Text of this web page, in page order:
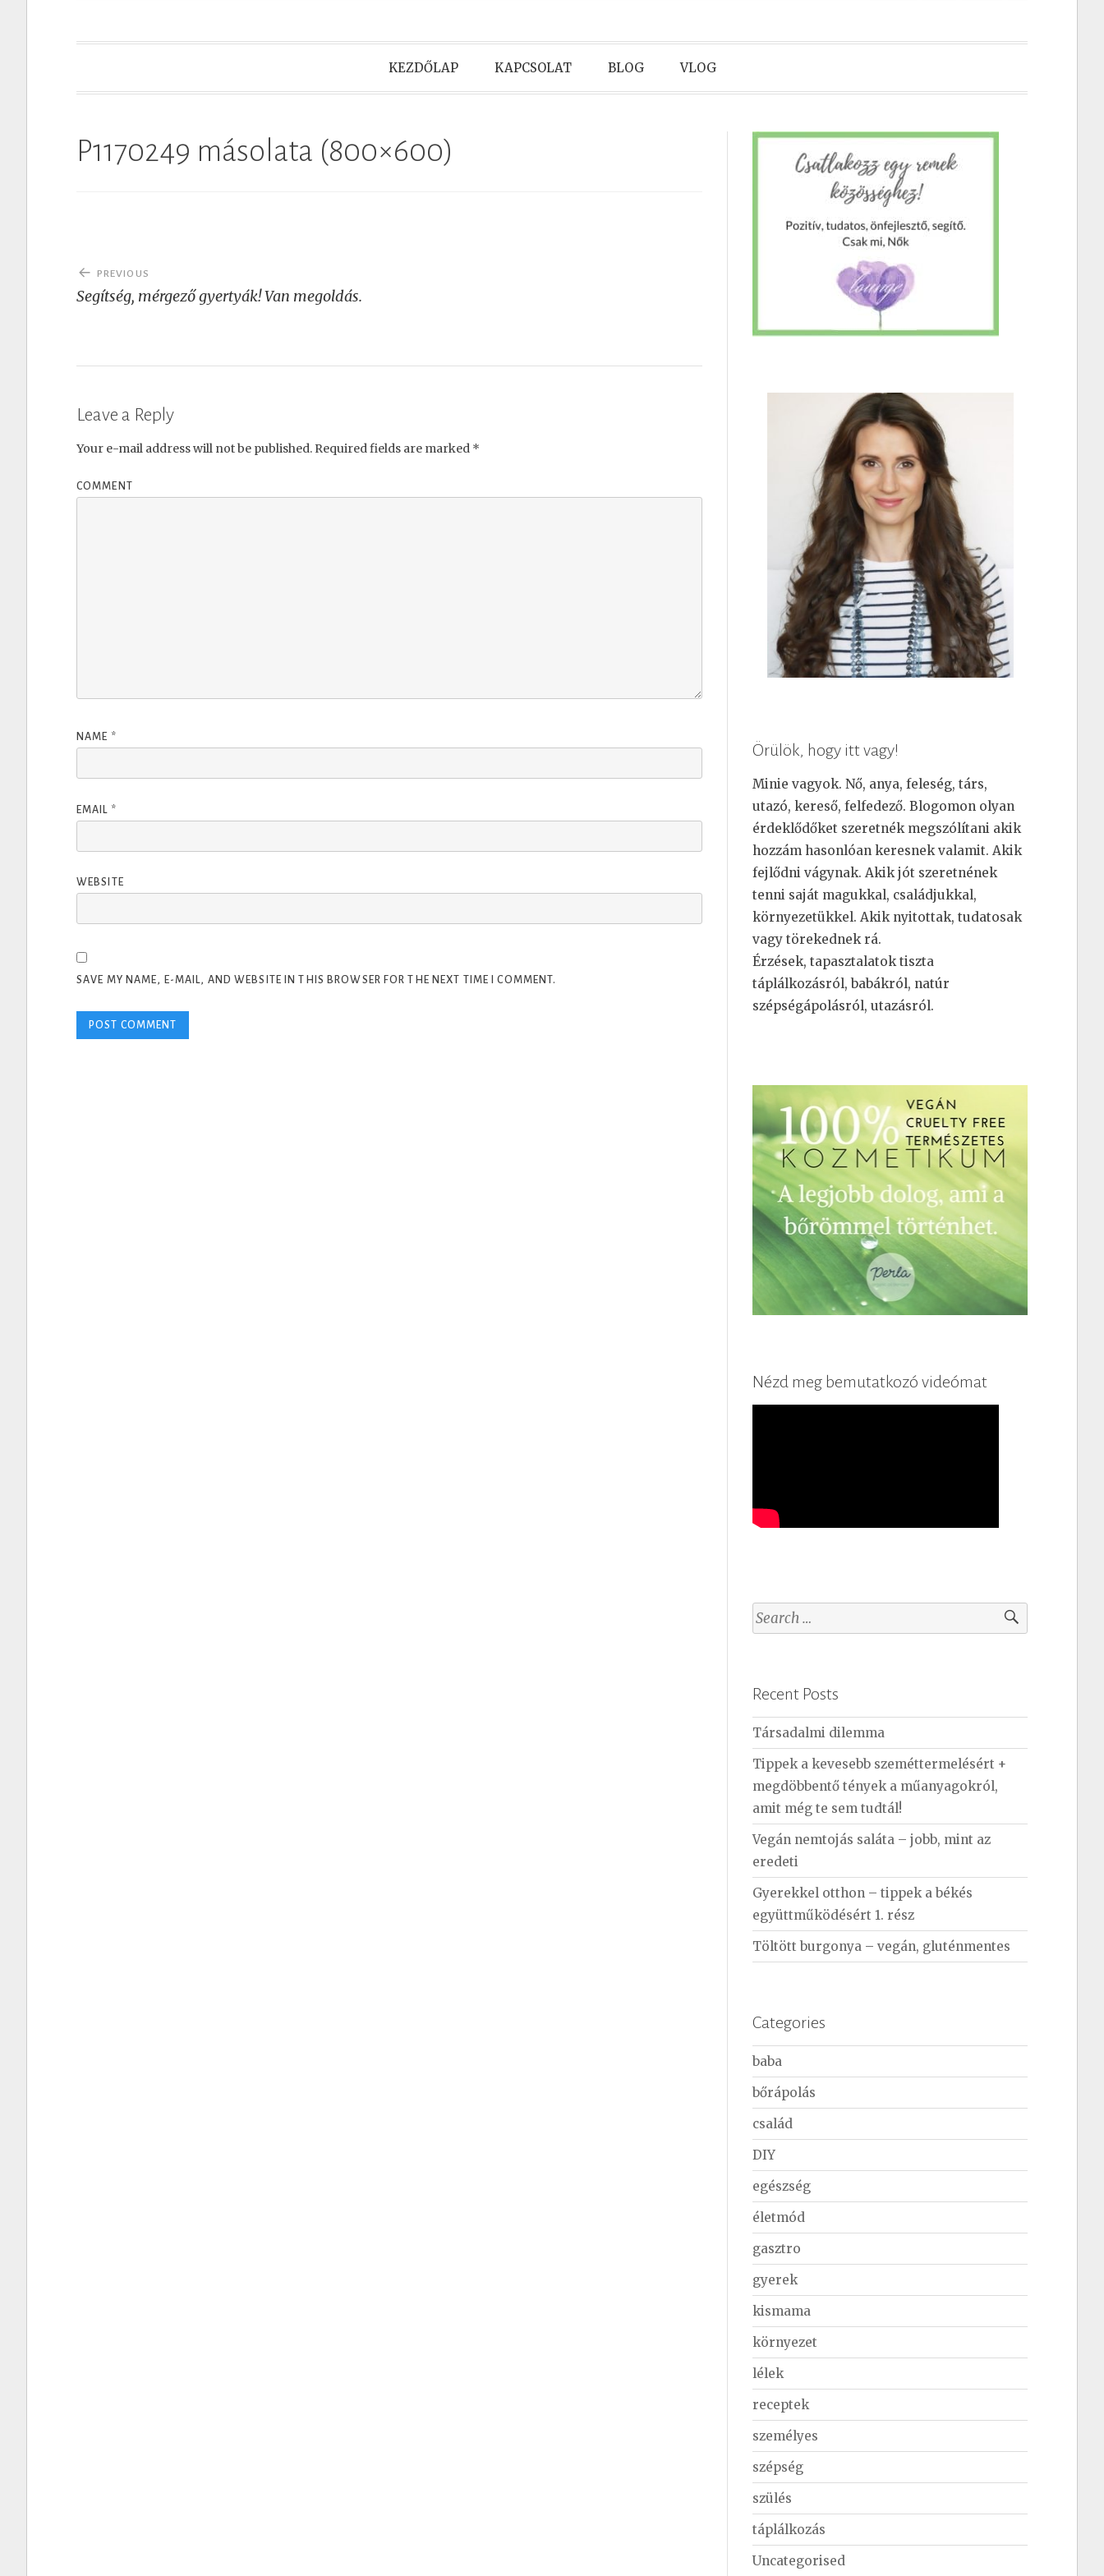
KEZDŐLAP KAPCSOLAT BLOG VLOG
P1170249 másolata (800×600)
Post
navigation
PREVIOUS
Segítség, mérgező gyertyák! Van megoldás.
Leave a Reply
Your e-mail address will not be published. Required fields are marked *
COMMENT
NAME *
EMAIL *
WEBSITE
SAVE MY NAME, E-MAIL, AND WEBSITE IN THIS BROWSER FOR THE NEXT TIME I COMMENT.
Örülök, hogy itt vagy!
Minie vagyok. Nő, anya, feleség, társ,
utazó, kereső, felfedező. Blogomon olyan
érdeklődőket szeretnék megszólítani akik
hozzám hasonlóan keresnek valamit. Akik
fejlődni vágynak. Akik jót szeretnének
tenni saját magukkal, családjukkal,
környezetükkel. Akik nyitottak, tudatosak
vagy törekednek rá.
Érzések, tapasztalatok tiszta
táplálkozásról, babákról, natúr
szépségápolásról, utazásról.
Nézd meg bemutatkozó videómat
S
e
c
h
f
o
r
:
Recent Posts
Társadalmi dilemma
Tippek a kevesebb szeméttermelésért +
megdöbbentő tények a műanyagokról,
amit még te sem tudtál!
Vegán nemtojás saláta – jobb, mint az
eredeti
Gyerekkel otthon – tippek a békés
együttműködésért 1. rész
Töltött burgonya – vegán, gluténmentes
Categories
baba
bőrápolás
család
DIY
egészség
életmód
gasztro
gyerek
kismama
környezet
lélek
receptek
személyes
szépség
szülés
táplálkozás
Uncategorised